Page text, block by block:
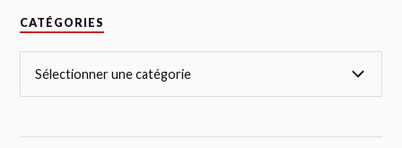
CATÉGORIES